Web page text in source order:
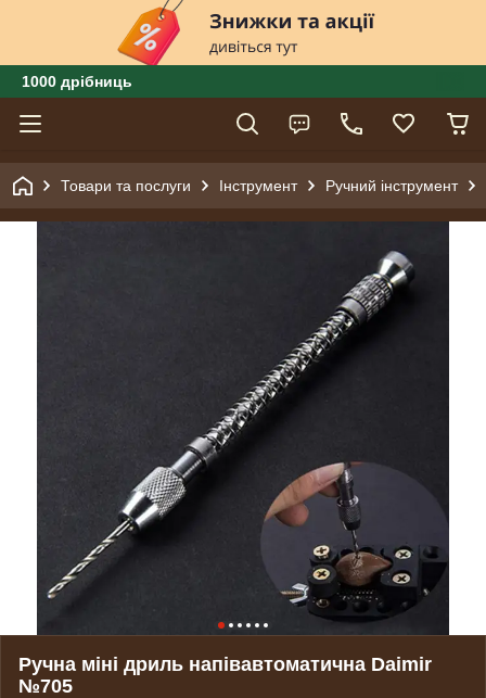
1000 дрібниць
Товари та послуги Інструмент Ручний інструмент
Ручна міні дриль напівавтоматична Daimir
№705